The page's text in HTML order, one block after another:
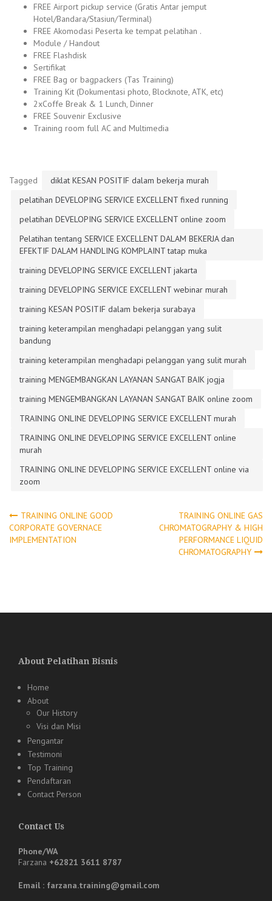
FREE Airport pickup service (Gratis Antar jemput
Hotel/Bandara/Stasiun/Terminal)
FREE Akomodasi Peserta ke tempat pelatihan .
Module / Handout
FREE Flashdisk
Sertifikat
FREE Bag or bagpackers (Tas Training)
Training Kit (Dokumentasi photo, Blocknote, ATK, etc)
2xCoffe Break & 1 Lunch, Dinner
FREE Souvenir Exclusive
Training room full AC and Multimedia
Tagged
diklat KESAN POSITIF dalam bekerja murah
pelatihan DEVELOPING SERVICE EXCELLENT fixed running
pelatihan DEVELOPING SERVICE EXCELLENT online zoom
Pelatihan tentang SERVICE EXCELLENT DALAM BEKERJA dan
EFEKTIF DALAM HANDLING KOMPLAINT tatap muka
training DEVELOPING SERVICE EXCELLENT jakarta
training DEVELOPING SERVICE EXCELLENT webinar murah
training KESAN POSITIF dalam bekerja surabaya
training keterampilan menghadapi pelanggan yang sulit
bandung
training keterampilan menghadapi pelanggan yang sulit murah
training MENGEMBANGKAN LAYANAN SANGAT BAIK jogja
training MENGEMBANGKAN LAYANAN SANGAT BAIK online zoom
TRAINING ONLINE DEVELOPING SERVICE EXCELLENT murah
TRAINING ONLINE DEVELOPING SERVICE EXCELLENT online
murah
TRAINING ONLINE DEVELOPING SERVICE EXCELLENT online via
zoom
Post
navigation
TRAINING ONLINE GOOD
CORPORATE GOVERNACE
IMPLEMENTATION
TRAINING ONLINE GAS
CHROMATOGRAPHY & HIGH
PERFORMANCE LIQUID
CHROMATOGRAPHY
About Pelatihan Bisnis
Home
About
Our History
Visi dan Misi
Pengantar
Testimoni
Top Training
Pendaftaran
Contact Person
Contact Us
Phone/WA
Farzana +62821 3611 8787
Email : farzana.training@gmail.com